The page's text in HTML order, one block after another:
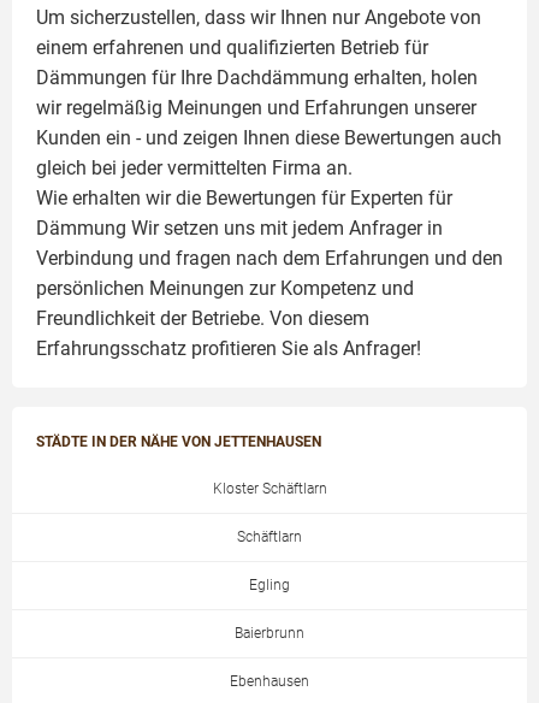
Um sicherzustellen, dass wir Ihnen nur Angebote von
einem erfahrenen und qualifizierten Betrieb für
Dämmungen für Ihre Dachdämmung erhalten, holen
wir regelmäßig Meinungen und Erfahrungen unserer
Kunden ein - und zeigen Ihnen diese Bewertungen auch
gleich bei jeder vermittelten Firma an.
Wie erhalten wir die Bewertungen für Experten für
Dämmung Wir setzen uns mit jedem Anfrager in
Verbindung und fragen nach dem Erfahrungen und den
persönlichen Meinungen zur Kompetenz und
Freundlichkeit der Betriebe. Von diesem
Erfahrungsschatz profitieren Sie als Anfrager!
STÄDTE IN DER NÄHE VON JETTENHAUSEN
Kloster Schäftlarn
Schäftlarn
Egling
Baierbrunn
Ebenhausen